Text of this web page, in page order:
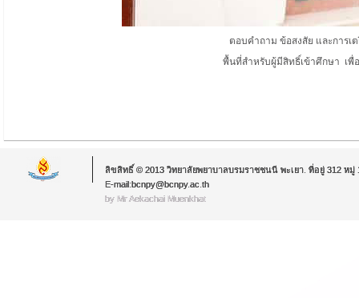
ตอบคำถาม ข้อสงสัย และการเ
พื้นที่สำหรับผู้มีสิทธิ์เข้าศึกษา เพื่
ลิขสิทธิ์ © 2013 วิทยาลัยพยาบาลบรมราชชนนี พะเยา. ที่อยู่ 312 หมู่
E-mail:bcnpy@bcnpy.ac.th
by Mr.Aekachai Muenkhat